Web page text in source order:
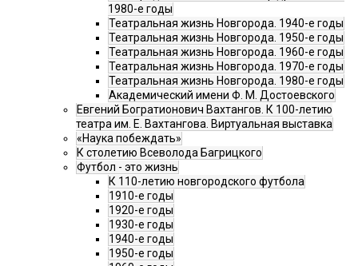
1980-е годы
Театральная жизнь Новгорода. 1940-е годы
Театральная жизнь Новгорода. 1950-е годы
Театральная жизнь Новгорода. 1960-е годы
Театральная жизнь Новгорода. 1970-е годы
Театральная жизнь Новгорода. 1980-е годы
Академический имени Ф. М. Достоевского
Евгений Богратионович Вахтангов. К 100-летию
театра им. Е. Вахтангова. Виртуальная выставка
«Наука побеждать»
К столетию Всеволода Багрицкого
Футбол - это жизнь
К 110-летию новгородского футбола
1910-е годы
1920-е годы
1930-е годы
1940-е годы
1950-е годы